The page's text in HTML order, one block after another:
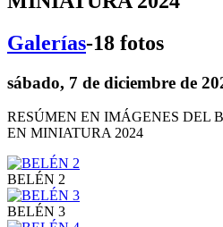
Galerías-18 fotos
sábado, 7 de diciembre de
RESÚMEN EN IMÁGENES DEL
EN MINIATURA 2024
BELÉN 2
BELÉN 3